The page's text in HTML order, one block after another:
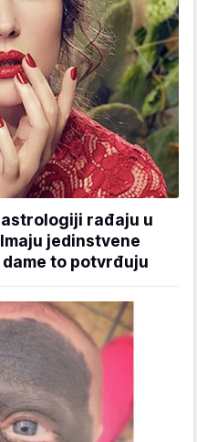
rađaju u
jedinstvene
to potvrđuju